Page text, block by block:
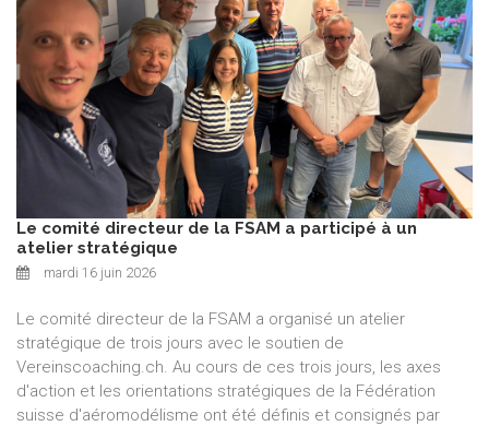
Le comité directeur de la FSAM a participé à un
atelier stratégique
mardi 16 juin 2026
Le comité directeur de la FSAM a organisé un atelier
stratégique de trois jours avec le soutien de
Vereinscoaching.ch. Au cours de ces trois jours, les axes
d'action et les orientations stratégiques de la Fédération
suisse d'aéromodélisme ont été définis et consignés par